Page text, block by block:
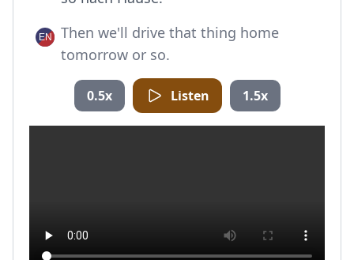
Then we'll drive that thing home
tomorrow or so.
0.5x Listen 1.5x